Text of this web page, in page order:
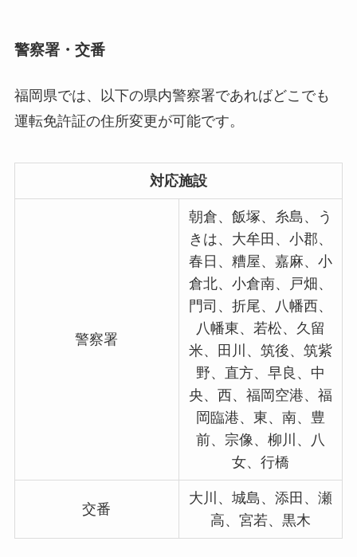
警察署・交番
福岡県では、以下の県内警察署であればどこでも
運転免許証の住所変更が可能です。
対応施設
警察署
朝倉、飯塚、糸島、う
きは、大牟田、小郡、
春日、糟屋、嘉麻、小
倉北、小倉南、戸畑、
門司、折尾、八幡西、
八幡東、若松、久留
米、田川、筑後、筑紫
野、直方、早良、中
央、西、福岡空港、福
岡臨港、東、南、豊
前、宗像、柳川、八
女、行橋
交番
大川、城島、添田、瀬
高、宮若、黒木